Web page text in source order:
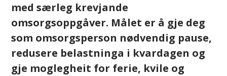
med særleg krevjande
omsorgsoppgåver. Målet er å gje deg
som omsorgsperson nødvendig pause,
redusere belastninga i kvardagen og
gje moglegheit for ferie, kvile og